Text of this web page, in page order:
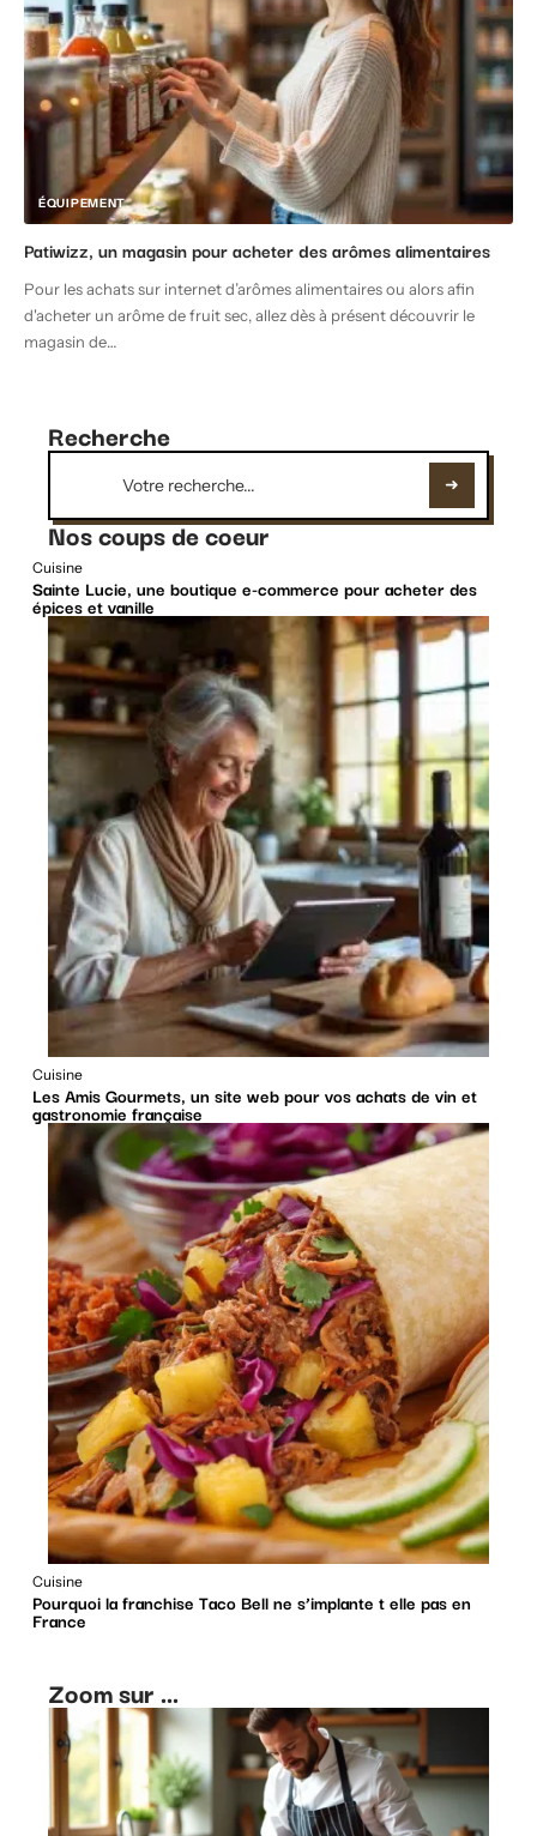
ÉQUIPEMENT
Patiwizz, un magasin pour acheter des arômes alimentaires
Pour les achats sur internet d’arômes alimentaires ou alors afin
d'acheter un arôme de fruit sec, allez dès à présent découvrir le
magasin de…
Recherche
Nos coups de coeur
Cuisine
Sainte Lucie, une boutique e-commerce pour acheter des
épices et vanille
Cuisine
Les Amis Gourmets, un site web pour vos achats de vin et
gastronomie française
Cuisine
Pourquoi la franchise Taco Bell ne s’implante t elle pas en
France
Zoom sur ...